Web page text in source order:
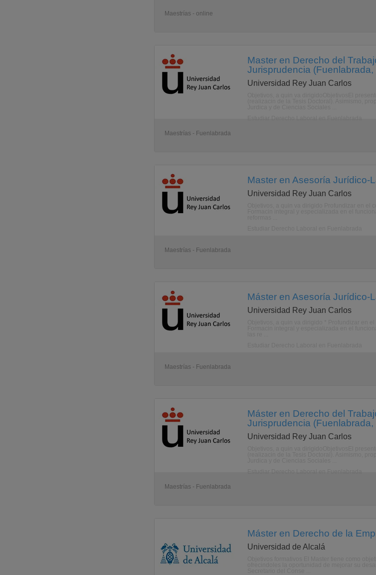
Maestrías - online
Master en Derecho del
Jurisprudencia (Fuenlabrada,
Universidad Rey Juan Carlos
Maestrías - Fuenlabrada
Master en Asesoría Jurídico-
Universidad Rey Juan Carlos
Maestrías - Fuenlabrada
Máster en Asesoría Jurídico-
Universidad Rey Juan Carlos
Maestrías - Fuenlabrada
Máster en Derecho del
Jurisprudencia (Fuenlabrada,
Universidad Rey Juan Carlos
Maestrías - Fuenlabrada
Máster en Derecho de la
Universidad de Alcalá